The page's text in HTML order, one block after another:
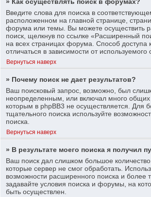
Введите слова для поиска в
расположенном на главной странице,
форума или темы. Вы можете осуществить
поиск, щелкнув по ссылке «Расширенный
на всех страницах форума. Способ доступа
отличаться в зависимости от используемого
Вернуться наверх
» Почему поиск не дает результатов?
Ваш поисковый запрос, возможно, был
неопределенным, или включал много общих
которым в phpBB3 не осуществляется. Для
тщательного поиска используйте
поиска.
Вернуться наверх
» В результате моего поиска я получил
Ваш поиск дал слишком большое количество
которые сервер не смог обработать.
возможности расширенного поиска и более
задавайте условия поиска и форумы, на
быть осуществлен.